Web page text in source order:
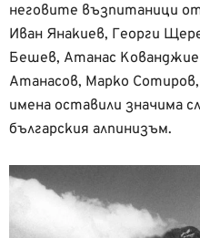
неговите възпитаници
Иван Янакиев, Георги
Бешев, Атанас
Атанасов, Марко
имена оставили значима
българския алпинизъм.